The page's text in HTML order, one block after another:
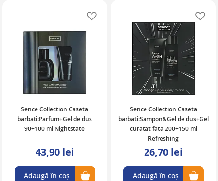
Sence Collection Caseta
barbati:Parfum+Gel de dus
90+100 ml Nightstate
43,90 lei
Adaugă în coș
Sence Collection Caseta
barbati:Sampon&Gel de dus+Gel
curatat fata 200+150 ml
Refreshing
26,70 lei
Adaugă în coș